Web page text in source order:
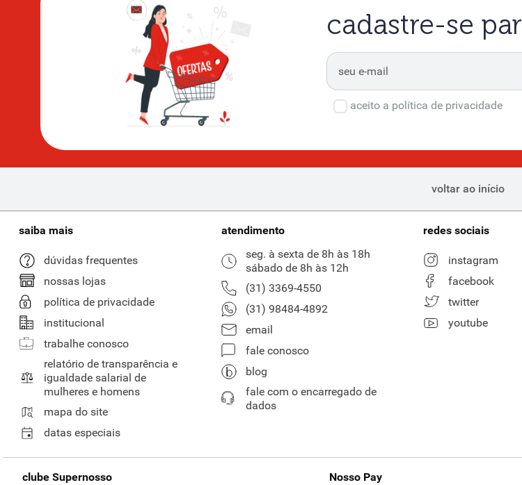
cadastre-se
aceito a política de privacidade
voltar ao início
saiba mais
dúvidas frequentes
nossas lojas
política de privacidade
institucional
trabalhe conosco
relatório de transparência e
igualdade salarial de
mulheres e homens
mapa do site
datas especiais
atendimento
seg. à sexta de 8h às 18h
sábado de 8h às 12h
(31) 3369-4550
(31) 98484-4892
email
fale conosco
blog
fale com o encarregado de
dados
redes sociais
instagram
facebook
twitter
youtube
clube Supernosso Nosso Pay